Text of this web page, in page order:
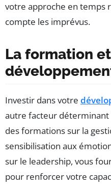
votre approche en temps
compte les imprévus.
La formation
Investir dans votre
autre facteur déterminant
des formations sur la
sensibilisation aux
sur le leadership, vous
pour renforcer votre